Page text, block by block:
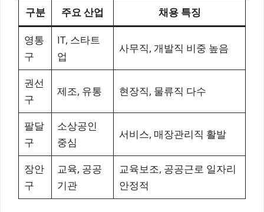
구분 주요 산업 채용 특징
영통
구
IT, 스타트
업
사무직, 개발직 비중 높음
권선
구
제조, 유통 현장직, 물류직 다수
팔달
구
소상공인
중심
서비스, 매장관리직 활발
장안
구
교육, 공공
기관
교육보조, 공공근로 일자리
안정적